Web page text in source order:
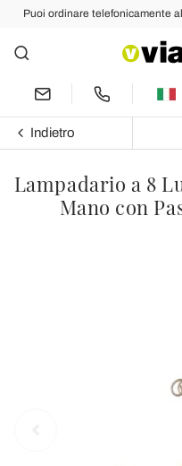
Puoi ordinare telefonicamente
Indietro
Lampadario a 8
Mano con